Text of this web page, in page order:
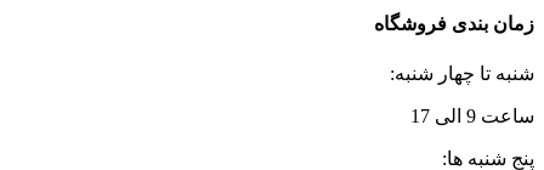
زمان بندی فروشگاه
شنبه تا چهار شنبه:
ساعت 9 الی 17
پنج شنبه ها: